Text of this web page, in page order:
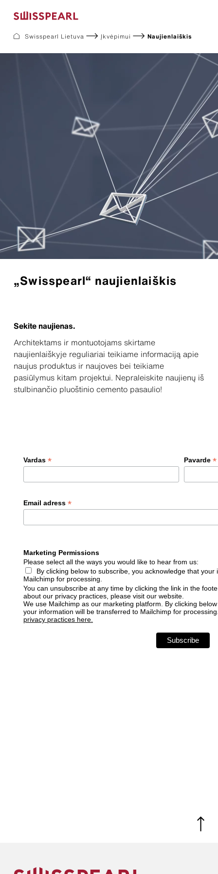
Fasadas
Swisspearl Lietuva Įkvėpimui Naujienlaiškis
„Swisspearl“ naujienlaiškis
Sekite naujienas.
Architektams ir montuotojams skirtame
naujienlaiškyje reguliariai teikiame informaciją apie
naujus produktus ir naujoves bei teikiame
pasiūlymus kitam projektui. Nepraleiskite naujienų iš
stulbinančio pluoštinio cemento pasaulio!
Vardas * Pavarde *
Email adress *
Marketing Permissions
Please select all the ways you would like to hear from us:
By clicking below to subscribe, you acknowledge that
Mailchimp for processing.
You can unsubscribe at any time by clicking the link in the
about our privacy practices, please visit our website.
We use Mailchimp as our marketing platform. By clicking
your information will be transferred to Mailchimp for
privacy practices here.